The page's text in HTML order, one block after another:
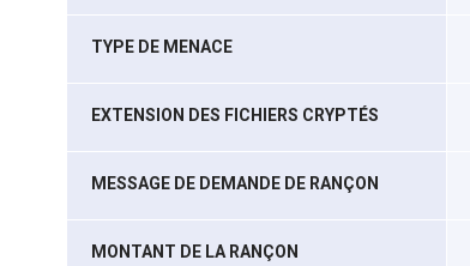
TYPE DE MENACE
EXTENSION DES FICHIERS CRYPTÉS
MESSAGE DE DEMANDE DE RANÇON
MONTANT DE LA RANÇON